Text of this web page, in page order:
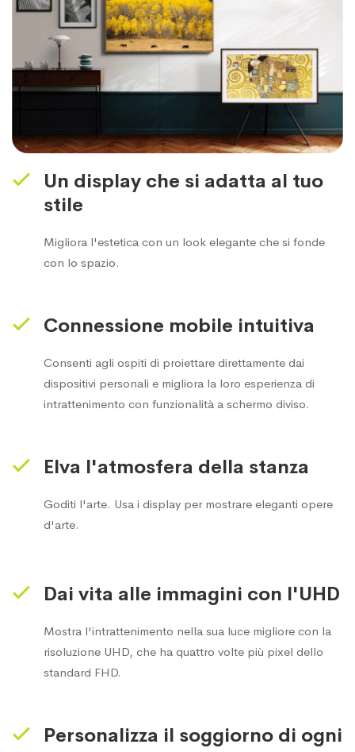
Un display che si adatta al tuo
stile
Migliora l'estetica con un look elegante che si fonde
con lo spazio.
Connessione mobile intuitiva
Consenti agli ospiti di proiettare direttamente dai
dispositivi personali e migliora la loro esperienza di
intrattenimento con funzionalità a schermo diviso.
Elva l'atmosfera della stanza
Goditi l'arte. Usa i display per mostrare eleganti opere
d'arte.
Dai vita alle immagini con l'UHD
Mostra l'intrattenimento nella sua luce migliore con la
risoluzione UHD, che ha quattro volte più pixel dello
standard FHD.
Personalizza il soggiorno di ogni